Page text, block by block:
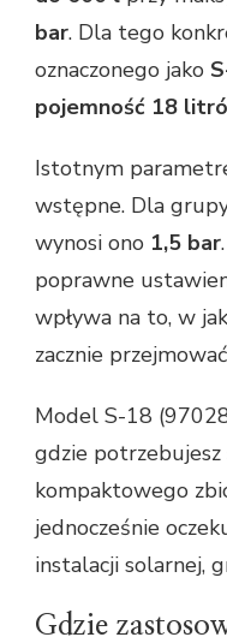
bar. Dla tego
oznaczonego jako
pojemność 18
Istotnym
wstępne. Dla
wynosi ono 1,5 bar
poprawne
wpływa na to, w
zacznie
Model S-18
gdzie
kompaktowego
jednocześnie
instalacji solarnej,
Gdzie